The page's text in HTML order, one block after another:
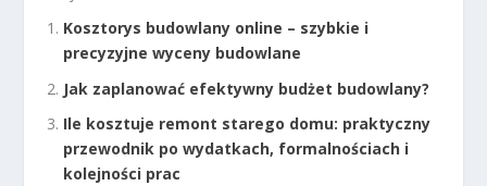
Kosztorys budowlany online – szybkie i
precyzyjne wyceny budowlane
Jak zaplanować efektywny budżet budowlany?
Ile kosztuje remont starego domu: praktyczny
przewodnik po wydatkach, formalnościach i
kolejności prac